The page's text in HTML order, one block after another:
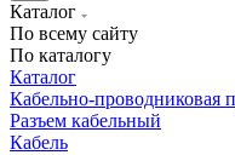
Каталог
По всему сайту
По каталогу
Каталог
Кабельно-проводниковая
Разъем кабельный
Кабель